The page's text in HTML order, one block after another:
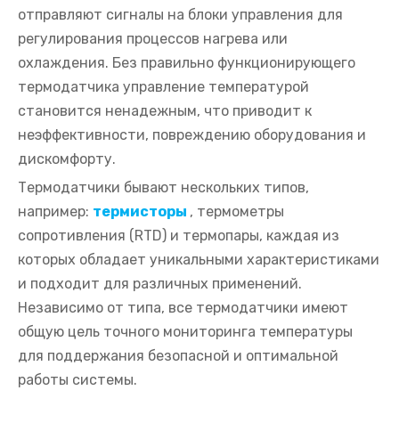
отправляют сигналы на блоки управления для
регулирования процессов нагрева или
охлаждения. Без правильно функционирующего
термодатчика управление температурой
становится ненадежным, что приводит к
неэффективности, повреждению оборудования и
дискомфорту.
Термодатчики бывают нескольких типов,
например: термисторы , термометры
сопротивления (RTD) и термопары, каждая из
которых обладает уникальными характеристиками
и подходит для различных применений.
Независимо от типа, все термодатчики имеют
общую цель точного мониторинга температуры
для поддержания безопасной и оптимальной
работы системы.